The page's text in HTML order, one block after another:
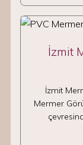
İzmit
İzmit
Mermer